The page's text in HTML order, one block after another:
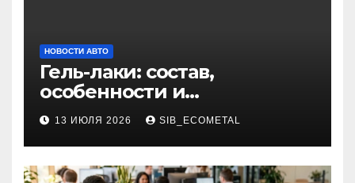
НОВОСТИ АВТО
Гель-лаки: состав,
особенности и
применение в маникюре
13 ИЮЛЯ 2026 SIB_ECOMETAL